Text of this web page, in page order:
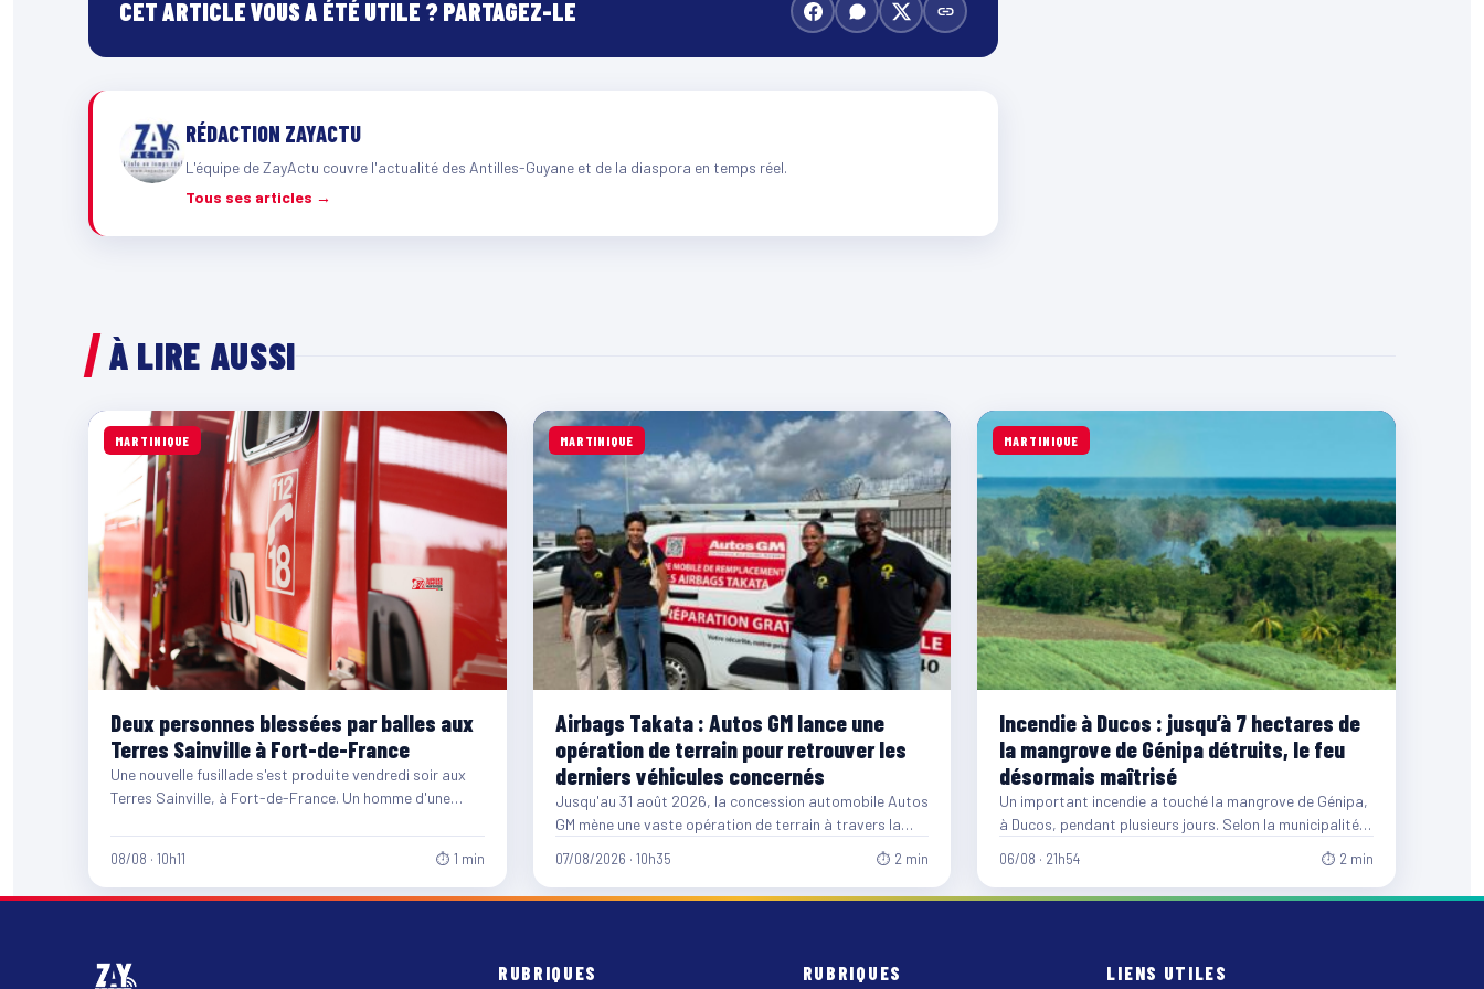
CET ARTICLE VOUS A ÉTÉ UTILE ? PARTAGEZ-LE
RÉDACTION ZAYACTU
L'équipe de ZayActu couvre l'actualité des Antilles-Guyane et de la diaspora en temps réel.
Tous ses articles →
À LIRE AUSSI
MARTINIQUE
Deux personnes blessées par balles aux
Terres Sainville à Fort-de-France
Une nouvelle fusillade s'est produite vendredi soir aux
Terres Sainville, à Fort-de-France. Un homme d'une
08/08 · 10h11 ⏱ 1 min
MARTINIQUE
Airbags Takata : Autos GM lance une
opération de terrain pour retrouver les
derniers véhicules concernés
Jusqu'au 31 août 2026, la concession automobile Autos
GM mène une vaste opération de terrain à travers la…
07/08/2026 · 10h35 ⏱ 2 min
MARTINIQUE
Incendie à Ducos : jusqu’à 7 hectares de
la mangrove de Génipa détruits, le feu
désormais maîtrisé
Un important incendie a touché la mangrove de Génipa,
à Ducos, pendant plusieurs jours. Selon la municipalité,
06/08 · 21h54 ⏱ 2 min
RUBRIQUES RUBRIQUES LIENS UTILES